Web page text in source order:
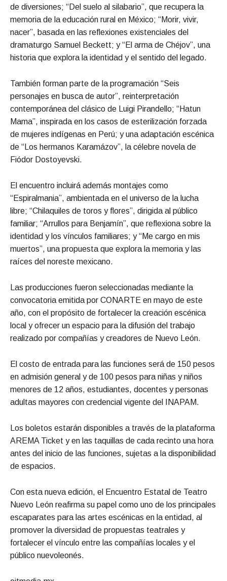
de diversiones; “Del suelo al silabario”, que recupera la
memoria de la educación rural en México; “Morir, vivir,
nacer”, basada en las reflexiones existenciales del
dramaturgo Samuel Beckett; y “El arma de Chéjov”, una
historia que explora la identidad y el sentido del legado.
También forman parte de la programación “Seis
personajes en busca de autor”, reinterpretación
contemporánea del clásico de Luigi Pirandello; “Hatun
Mama”, inspirada en los casos de esterilización forzada
de mujeres indígenas en Perú; y una adaptación escénica
de “Los hermanos Karamázov”, la célebre novela de
Fiódor Dostoyevski.
El encuentro incluirá además montajes como
“Espiralmania”, ambientada en el universo de la lucha
libre; “Chilaquiles de toros y flores”, dirigida al público
familiar; “Arrullos para Benjamín”, que reflexiona sobre la
identidad y los vínculos familiares; y “Me cargo en mis
muertos”, una propuesta que explora la memoria y las
raíces del noreste mexicano.
Las producciones fueron seleccionadas mediante la
convocatoria emitida por CONARTE en mayo de este
año, con el propósito de fortalecer la creación escénica
local y ofrecer un espacio para la difusión del trabajo
realizado por compañías y creadores de Nuevo León.
El costo de entrada para las funciones será de 150 pesos
en admisión general y de 100 pesos para niñas y niños
menores de 12 años, estudiantes, docentes y personas
adultas mayores con credencial vigente del INAPAM.
Los boletos estarán disponibles a través de la plataforma
AREMA Ticket y en las taquillas de cada recinto una hora
antes del inicio de las funciones, sujetas a la disponibilidad
de espacios.
Con esta nueva edición, el Encuentro Estatal de Teatro
Nuevo León reafirma su papel como uno de los principales
escaparates para las artes escénicas en la entidad, al
promover la diversidad de propuestas teatrales y
fortalecer el vínculo entre las compañías locales y el
público nuevoleonés.